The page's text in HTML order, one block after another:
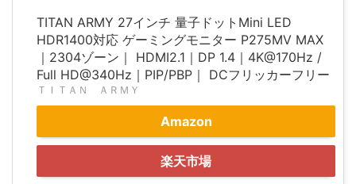
TITAN ARMY 27インチ 量子ドットMini LED
HDR1400対応 ゲーミングモニター P275MV MAX
｜2304ゾーン｜ HDMI2.1｜DP 1.4｜4K@170Hz /
Full HD@340Hz｜PIP/PBP｜ DCフリッカーフリー
ＴＩＴＡＮ ＡＲＭＹ
Amazon
楽天市場